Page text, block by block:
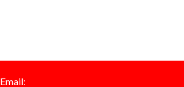
Email: